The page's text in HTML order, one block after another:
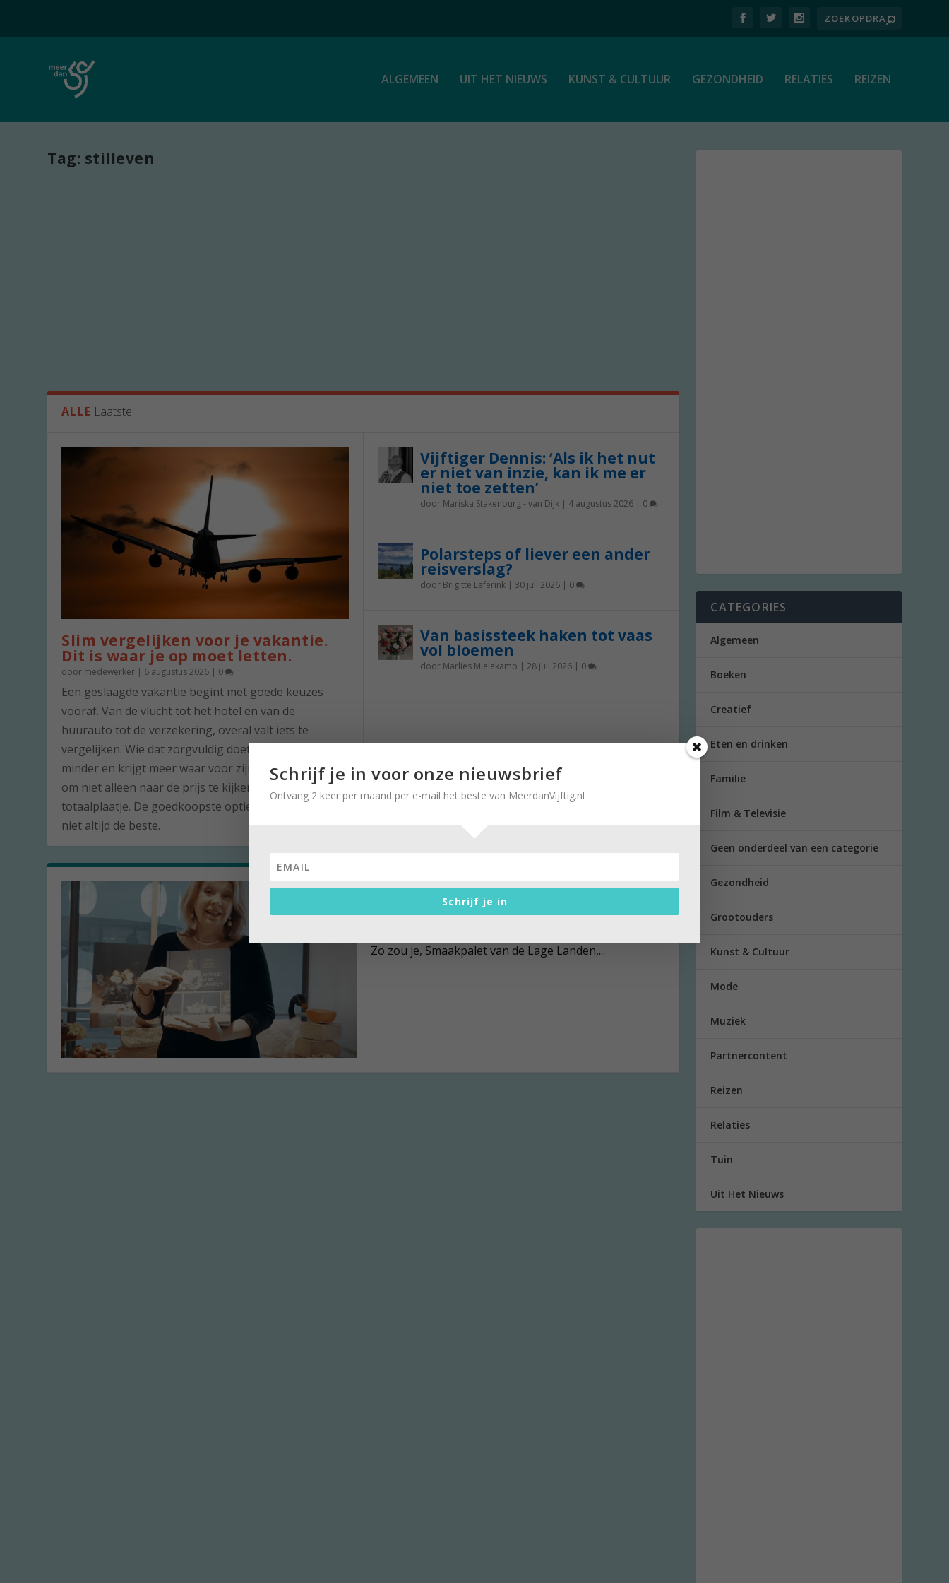
ALGEMEEN UIT HET NIEUWS KUNST & CULTUUR GEZONDHEID RELATIES REIZEN
Tag: stilleven
ALLE Laatste
Slim vergelijken voor je vakantie.
Dit is waar je op moet letten.
door medewerker | 6 augustus 2026 | 0
Een geslaagde vakantie begint met goede keuzes
vooraf. Van de vlucht tot het hotel en van de
huurauto tot de verzekering, overal valt iets te
vergelijken. Wie dat zorgvuldig doet, betaalt vaak
minder en krijgt meer waar voor zijn geld. De kunst is
om niet alleen naar de prijs te kijken, maar naar het
totaalplaatje. De goedkoopste optie is namelijk lang
niet altijd de beste.
Vijftiger Dennis: ‘Als ik het nut
er niet van inzie, kan ik me er
niet toe zetten’
door Mariska Stakenburg - van Dijk| 4 augustus 2026| 0
Polarsteps of liever een ander
reisverslag?
door Brigitte Leferink| 30 juli 2026| 0
Van basissteek haken tot vaas
vol bloemen
door Marlies Mielekamp | 28 juli 2026| 0
Smaakpalet van de Lage Landen
15 mei 2023
Zo zou je, Smaakpalet van de Lage Landen,...
CATEGORIES
Algemeen
Boeken
Creatief
Eten en drinken
Familie
Film & Televisie
Geen onderdeel van een categorie
Gezondheid
Grootouders
Kunst & Cultuur
Mode
Muziek
Partnercontent
Reizen
Relaties
Tuin
Uit Het Nieuws
Schrijf je in voor onze nieuwsbrief
Ontvang 2 keer per maand per e-mail het beste van MeerdanVijftig.nl
Schrijf je in